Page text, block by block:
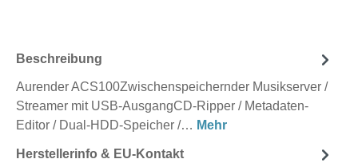
Beschreibung
Aurender ACS100Zwischenspeichernder Musikserver /
Streamer mit USB-AusgangCD-Ripper / Metadaten-
Editor / Dual-HDD-Speicher /… Mehr
Herstellerinfo & EU-Kontakt